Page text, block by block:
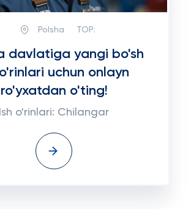
Polsha TOP:
davlatiga yangi bo'sh
uchun onlayn
ro'yxatdan o'ting!
Ish o'rinlari: Chilangar